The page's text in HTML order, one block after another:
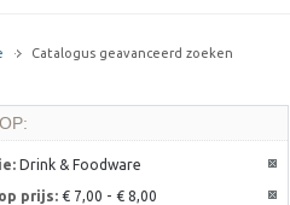
Catalogus geavanceerd zoeken
Drink & Foodware
prijs: € 7,00 -€ 8,00